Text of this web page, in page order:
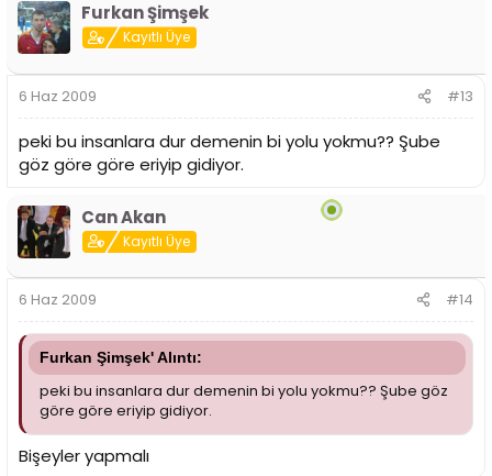
Furkan Şimşek
Kayıtlı Üye
6 Haz 2009 #13
peki bu insanlara dur demenin bi yolu yokmu?? Şube
göz göre göre eriyip gidiyor.
Can Akan
Kayıtlı Üye
6 Haz 2009 #14
Furkan Şimşek' Alıntı:
peki bu insanlara dur demenin bi yolu yokmu?? Şube göz
göre göre eriyip gidiyor.
Bişeyler yapmalı